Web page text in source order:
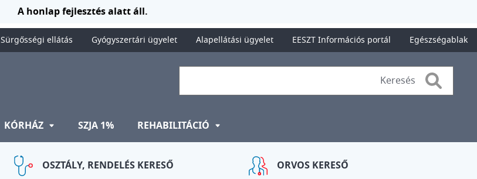
A honlap fejlesztés alatt áll.
Sürgősségi ellátás Gyógyszertári ügyelet Alapellátási ügyelet EESZT Információs portál Egészségablak
Search
KÓRHÁZ SZJA 1% REHABILITÁCIÓ
OSZTÁLY, RENDELÉS KERESŐ ORVOS KERESŐ